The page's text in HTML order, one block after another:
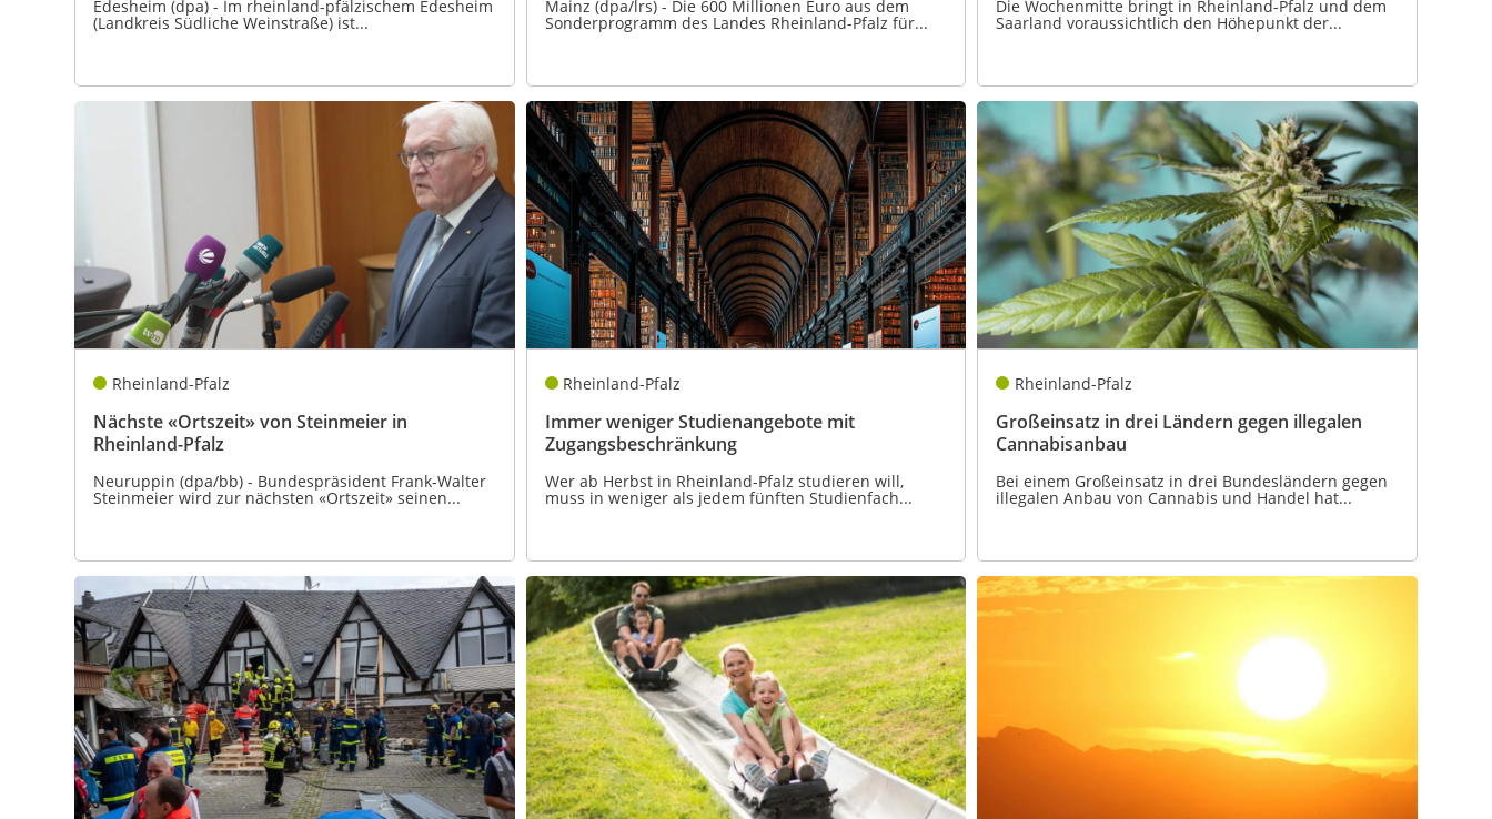
Edesheim (dpa) - Im rheinland-pfälzischem Edesheim
(Landkreis Südliche Weinstraße) ist...
Mainz (dpa/lrs) - Die 600 Millionen Euro aus dem
Sonderprogramm des Landes Rheinland-Pfalz für...
Die Wochenmitte bringt in Rheinland-Pfalz und dem
Saarland voraussichtlich den Höhepunkt der...
Rheinland-Pfalz
Nächste «Ortszeit» von Steinmeier in
Rheinland-Pfalz
Neuruppin (dpa/bb) - Bundespräsident Frank-Walter
Steinmeier wird zur nächsten «Ortszeit» seinen...
Rheinland-Pfalz
Immer weniger Studienangebote mit
Zugangsbeschränkung
Wer ab Herbst in Rheinland-Pfalz studieren will,
muss in weniger als jedem fünften Studienfach...
Rheinland-Pfalz
Großeinsatz in drei Ländern gegen illegalen
Cannabisanbau
Bei einem Großeinsatz in drei Bundesländern gegen
illegalen Anbau von Cannabis und Handel hat...